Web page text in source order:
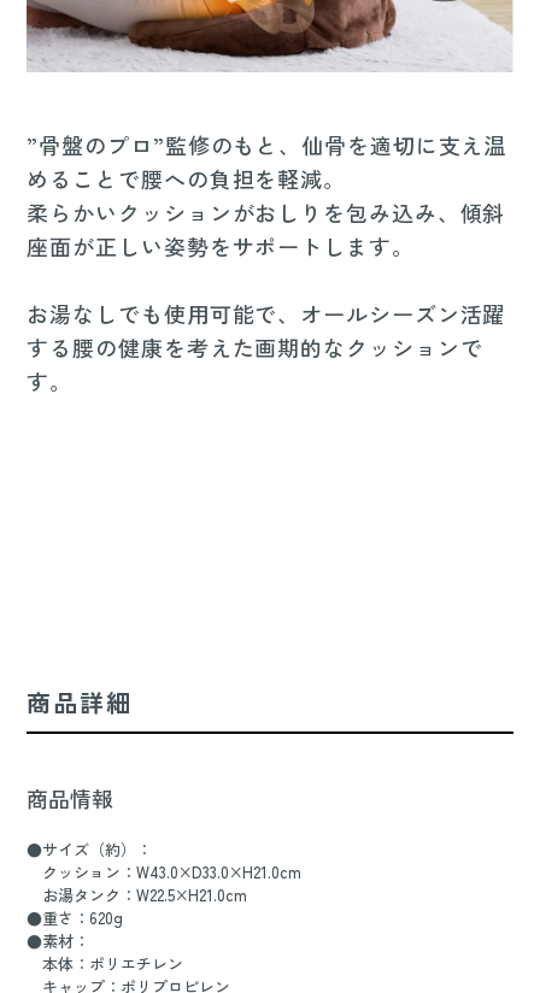
”骨盤のプロ”監修のもと、仙骨を適切に支え温
めることで腰への負担を軽減。
柔らかいクッションがおしりを包み込み、傾斜
座面が正しい姿勢をサポートします。
お湯なしでも使用可能で、オールシーズン活躍
する腰の健康を考えた画期的なクッションで
す。
商品詳細
商品情報
●サイズ（約）：
クッション：W43.0×D33.0×H21.0cm
お湯タンク：W22.5×H21.0cm
●重さ：620g
●素材：
本体：ポリエチレン
キャップ：ポリプロピレン